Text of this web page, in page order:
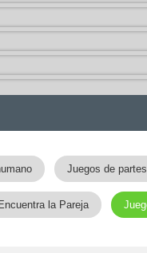
Juegos de partes
la Pareja